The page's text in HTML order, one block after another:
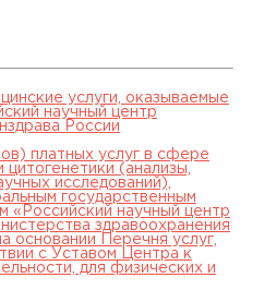
услуги, оказываемые
научный центр
России
платных услуг в сфере
(анализы,
исследований),
государственным
научный центр
здравоохранения
основании Перечня услуг,
с Уставом Центра к
для физических и